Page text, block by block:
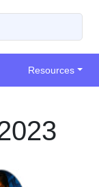
Resources